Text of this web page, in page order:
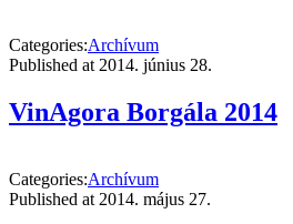
Categories:Archívum
Published at 2014. június 28.
VinAgora Borgála 2014
Categories:Archívum
Published at 2014. május 27.